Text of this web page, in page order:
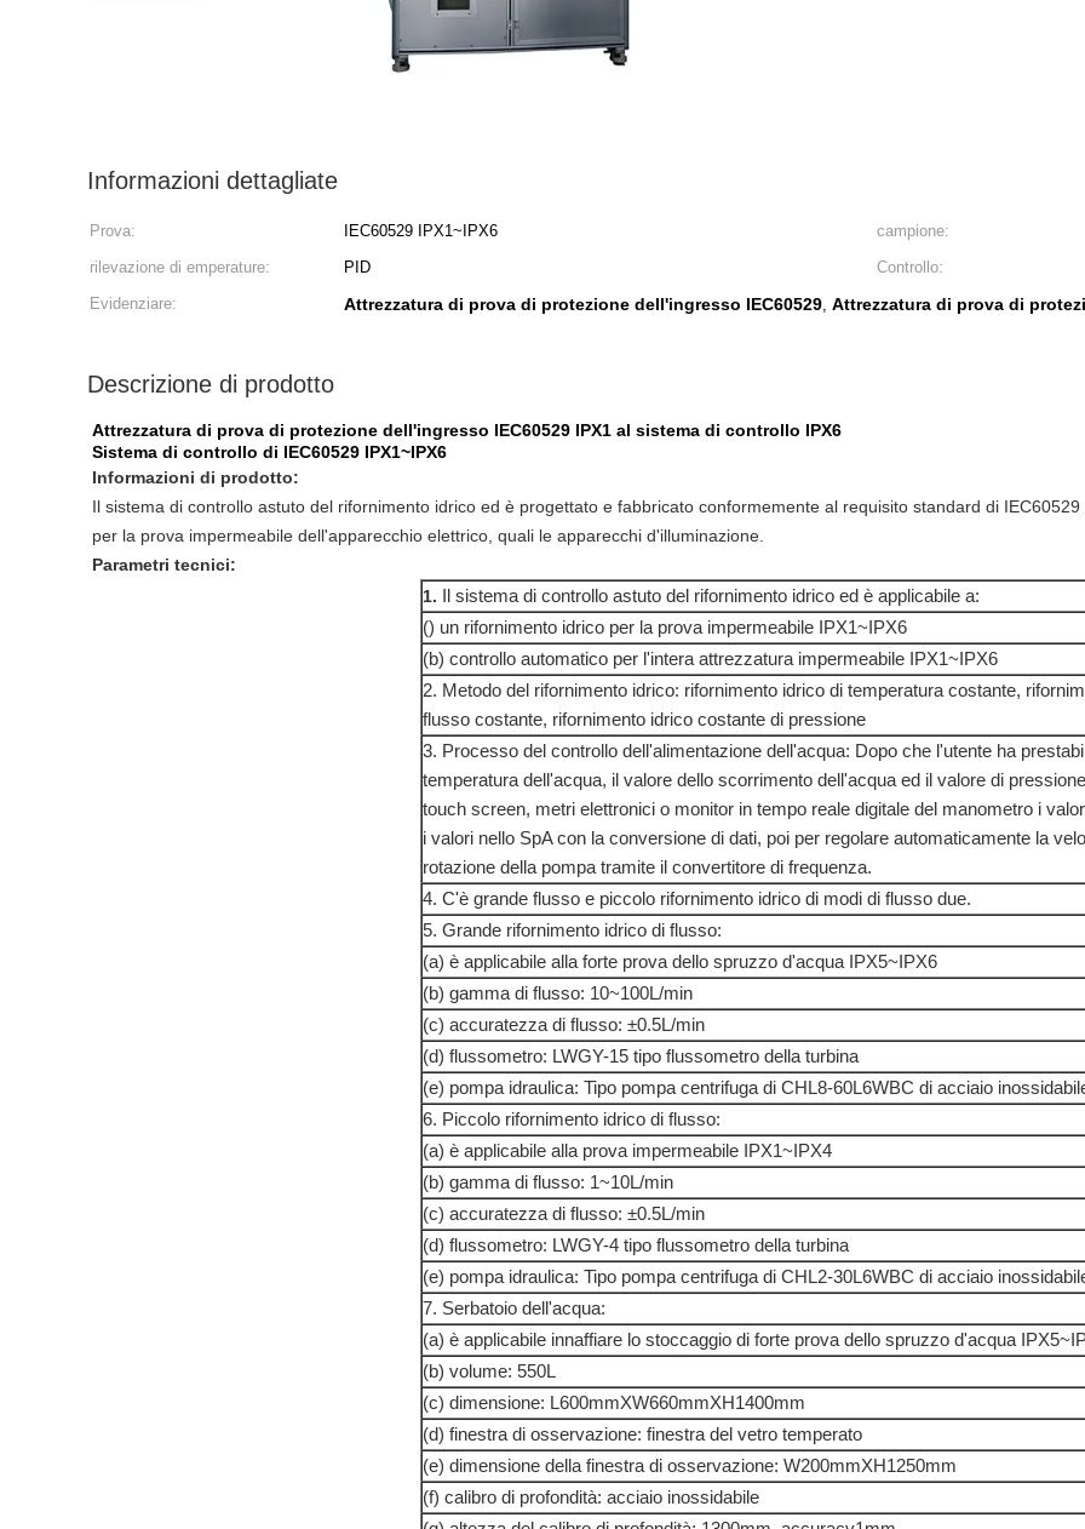
Informazioni dettagliate
Prova: IEC60529 IPX1~IPX6 campione:
rilevazione di emperature:
PID Controllo:
Evidenziare:
Attrezzatura di prova di protezione dell'ingresso IEC60529, Attrezzatura di prova di
Descrizione di prodotto
Attrezzatura di prova di protezione dell'ingresso IEC60529 IPX1 al sistema di controllo IPX6
Sistema di controllo di IEC60529 IPX1~IPX6
Informazioni di prodotto:
Il sistema di controllo astuto del rifornimento idrico ed è progettato e fabbricato conformemente al requisito standard di
per la prova impermeabile dell'apparecchio elettrico, quali le apparecchi d'illuminazione.
Parametri tecnici:
1. Il sistema di controllo astuto del rifornimento idrico ed è applicabile a:
() un rifornimento idrico per la prova impermeabile IPX1~IPX6
(b) controllo automatico per l'intera attrezzatura impermeabile IPX1~IPX6
2. Metodo del rifornimento idrico: rifornimento idrico di temperatura costante,
flusso costante, rifornimento idrico costante di pressione
3. Processo del controllo dell'alimentazione dell'acqua: Dopo che l'utente ha
temperatura dell'acqua, il valore dello scorrimento dell'acqua ed il valore di
touch screen, metri elettronici o monitor in tempo reale digitale del manometro i
i valori nello SpA con la conversione di dati, poi per regolare automaticamente la
rotazione della pompa tramite il convertitore di frequenza.
4. C'è grande flusso e piccolo rifornimento idrico di modi di flusso due.
5. Grande rifornimento idrico di flusso:
(a) è applicabile alla forte prova dello spruzzo d'acqua IPX5~IPX6
(b) gamma di flusso: 10~100L/min
(c) accuratezza di flusso: ±0.5L/min
(d) flussometro: LWGY-15 tipo flussometro della turbina
(e) pompa idraulica: Tipo pompa centrifuga di CHL8-60L6WBC di acciaio
6. Piccolo rifornimento idrico di flusso:
(a) è applicabile alla prova impermeabile IPX1~IPX4
(b) gamma di flusso: 1~10L/min
(c) accuratezza di flusso: ±0.5L/min
(d) flussometro: LWGY-4 tipo flussometro della turbina
(e) pompa idraulica: Tipo pompa centrifuga di CHL2-30L6WBC di acciaio
7. Serbatoio dell'acqua:
(a) è applicabile innaffiare lo stoccaggio di forte prova dello spruzzo d'acqua
(b) volume: 550L
(c) dimensione: L600mmXW660mmXH1400mm
(d) finestra di osservazione: finestra del vetro temperato
(e) dimensione della finestra di osservazione: W200mmXH1250mm
(f) calibro di profondità: acciaio inossidabile